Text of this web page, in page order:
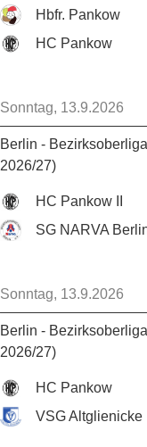
Hbfr. Pankow
HC Pankow
Sonntag, 13.9.2026
Berlin -
2026/27)
HC Pankow II
SG NARVA Berlin
Sonntag, 13.9.2026
Berlin -
2026/27)
HC Pankow
VSG Altglienicke